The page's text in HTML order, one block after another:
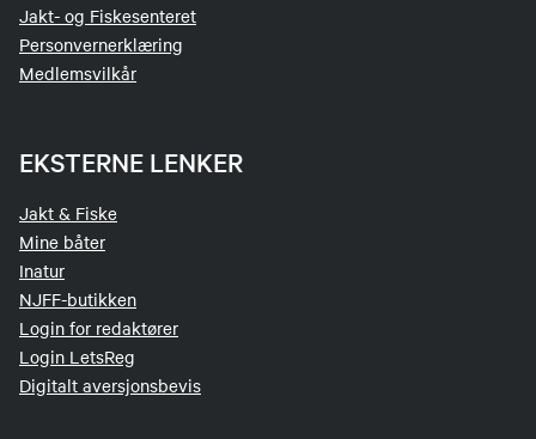
Jakt- og Fiskesenteret
Personvernerklæring
Medlemsvilkår
EKSTERNE LENKER
Jakt & Fiske
Mine båter
Inatur
NJFF-butikken
Login for redaktører
Login LetsReg
Digitalt aversjonsbevis